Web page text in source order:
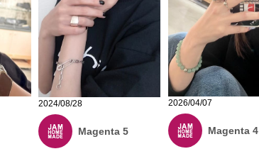
2024/08/28
Magenta 5
2026/04/07
Magenta 4